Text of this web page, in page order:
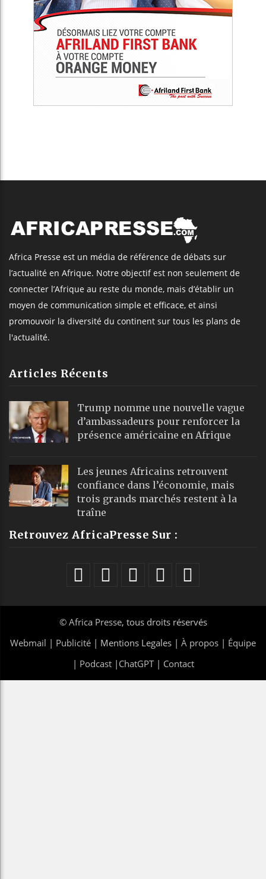
Africa Presse est un média de référence de débats sur
l’actualité en Afrique. Notre objectif est non seulement de
connecter l’Afrique au reste du monde, mais d’établir un
moyen de communication simple et efficace, et ainsi
promouvoir la diversité du continent sur tous les plans de
l'actualité.
Articles Récents
Trump nomme une nouvelle vague
d’ambassadeurs pour renforcer la
présence américaine en Afrique
Les jeunes Africains retrouvent
confiance dans l’économie, mais
trois grands marchés restent à la
traîne
Retrouvez AfricaPresse Sur :
© Africa Presse, tous droits réservés
Webmail | Publicité | Mentions Legales | À propos | Équipe
| Podcast| ChatGPT| Contact